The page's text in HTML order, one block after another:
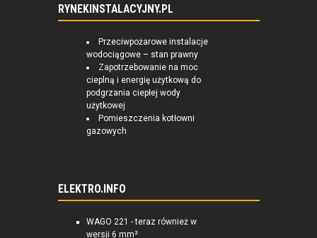
RYNEKINSTALACYJNY.PL
Przeciwpożarowe instalacje
wodociągowe – stan prawny
Zapotrzebowanie na moc
cieplną i energię użytkową do
podgrzania ciepłej wody
użytkowej
Pomieszczenia kotłowni
gazowych
ELEKTRO.INFO
WAGO 221 - teraz również w
wersji 6 mm²